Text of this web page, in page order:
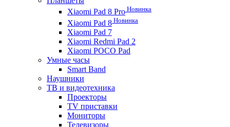
Xiaomi Pad 8 Pro Новинка
Xiaomi Pad 8 Новинка
Xiaomi Pad 7
Xiaomi Redmi Pad 2
Xiaomi POCO Pad
Умные часы
Smart Band
Наушники
ТВ и видеотехника
Проекторы
TV приставки
Мониторы
Телевизоры